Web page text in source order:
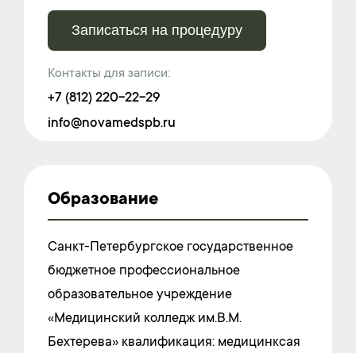
Записаться на процедуру
Контакты для записи:
+7 (812) 220-22-29
info@novamedspb.ru
Образование
Санкт-Петербургское государственное
бюджетное профессиональное
образовательное учреждение
«Медицинский колледж им.В.М.
Бехтерева» квалификация: медицинксая